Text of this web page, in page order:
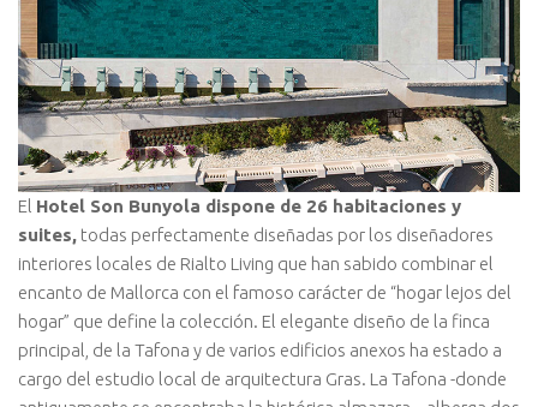
El Hotel Son Bunyola dispone de 26 habitaciones y
suites, todas perfectamente diseñadas por los diseñadores
interiores locales de Rialto Living que han sabido combinar el
encanto de Mallorca con el famoso carácter de “hogar lejos del
hogar” que define la colección. El elegante diseño de la finca
principal, de la Tafona y de varios edificios anexos ha estado a
cargo del estudio local de arquitectura Gras. La Tafona -donde